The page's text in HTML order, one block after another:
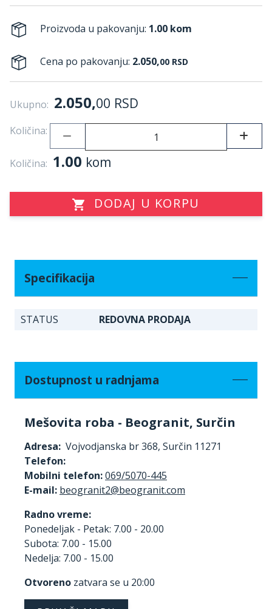
Proizvoda u pakovanju: 1.00 kom
Cena po pakovanju: 2.050,00 RSD
Ukupno: 2.050,00 RSD
Količina:
Količina: 1.00 kom
DODAJ U KORPU
Specifikacija
STATUS REDOVNA PRODAJA
Dostupnost u radnjama
Mešovita roba - Beogranit, Surčin
Adresa: Vojvodjanska br 368, Surčin 11271
Telefon:
Mobilni telefon:069/5070-445
E-mail:
Radno vreme:
Ponedeljak - Petak: 7.00 - 20.00
Subota: 7.00 - 15.00
Nedelja: 7.00 - 15.00
Otvoreno zatvara se u 20:00